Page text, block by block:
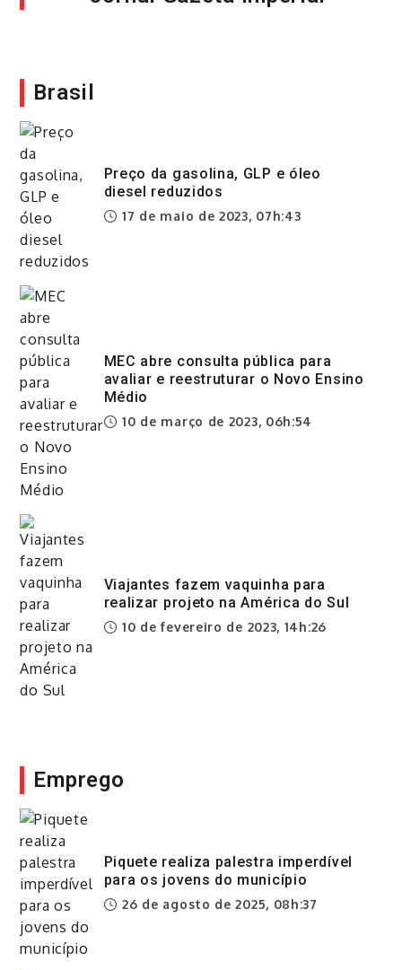
Brasil
Preço da gasolina, GLP e óleo
diesel reduzidos
17 de maio de 2023, 07h:43
MEC abre consulta pública para
avaliar e reestruturar o Novo Ensino
Médio
10 de março de 2023, 06h:54
Viajantes fazem vaquinha para
realizar projeto na América do Sul
10 de fevereiro de 2023, 14h:26
Emprego
Piquete realiza palestra imperdível
para os jovens do município
26 de agosto de 2025, 08h:37